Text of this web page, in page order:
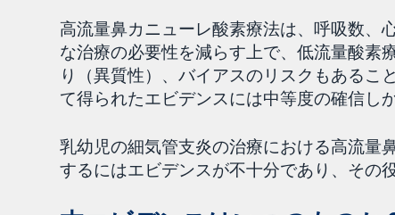
高流量鼻カニューレ酸素療法は、呼吸数、
な治療の必要性を減らす上で、低流量酸素
り（異質性）、バイアスのリスクもあるこ
て得られたエビデンスには中等度の確信し
乳幼児の細気管支炎の治療における高流量
するにはエビデンスが不十分であり、その